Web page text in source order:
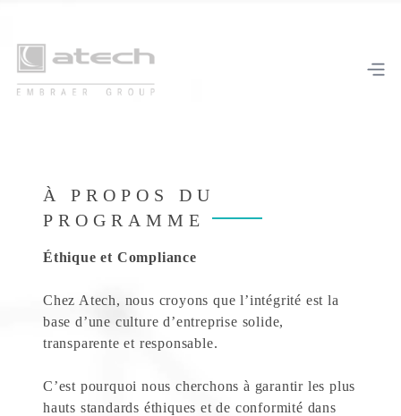
À PROPOS DU
PROGRAMME
Éthique et Compliance
Chez Atech, nous croyons que l’intégrité est la
base d’une culture d’entreprise solide,
transparente et responsable.
C’est pourquoi nous cherchons à garantir les plus
hauts standards éthiques et de conformité dans